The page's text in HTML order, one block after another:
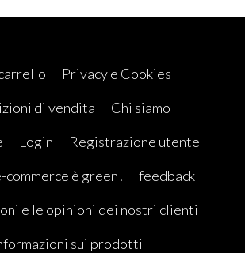
Privacy e Cookies
di vendita
Chi siamo
Login
Registrazione utente
commerce è green!
feedback
e le opinioni dei nostri clienti
sui prodotti